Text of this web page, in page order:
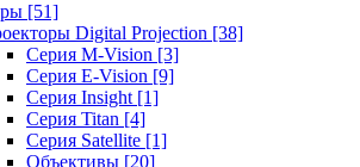
[51]
Digital Projection [38]
Серия M-Vision [3]
Серия E-Vision [9]
Серия Insight [1]
Серия Titan [4]
Серия Satellite [1]
Объективы [20]